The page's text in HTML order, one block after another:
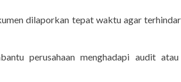
dilaporkan tepat waktu agar
perusahaan menghadapi audit